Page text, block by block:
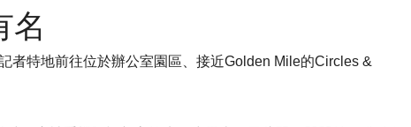
名
者特地前往位於辦公室園區、接近Golden Mile的Circles &